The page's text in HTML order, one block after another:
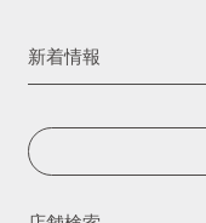
新着情報